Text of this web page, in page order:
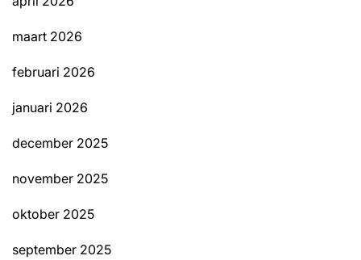
maart 2026
februari 2026
januari 2026
december 2025
november 2025
oktober 2025
september 2025